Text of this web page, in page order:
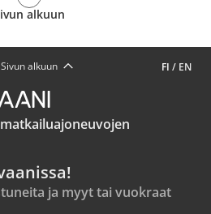
alkuun
FI / EN
Sivun alkuun
ja myyt tai vuokraat